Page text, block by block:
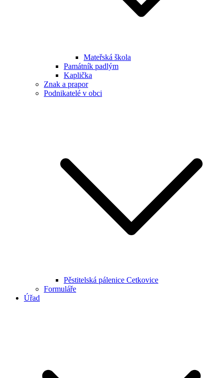
Mateřská škola
Památník padlým
Kaplička
Znak a prapor
Podnikatelé v obci
Pěstitelská pálenice Cetkovice
Formuláře
Úřad